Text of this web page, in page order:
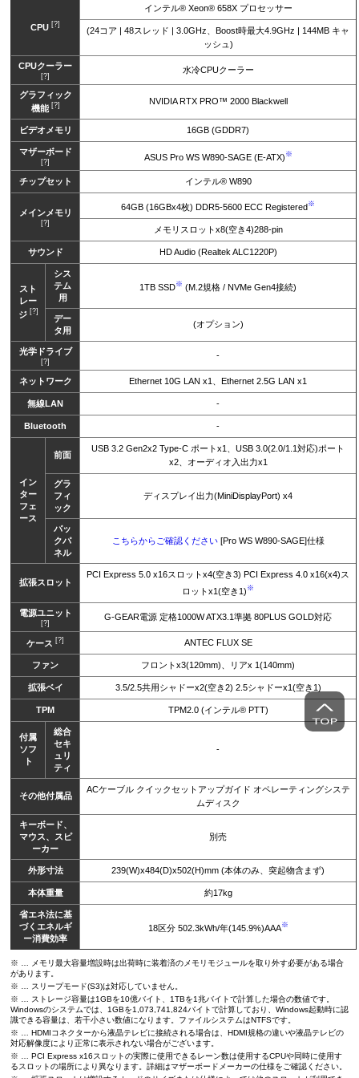
CPU [?]
インテル® Xeon® 658X プロセッサー
(24コア | 48スレッド | 3.0GHz、Boost時最大4.9GHz | 144MB キャ
ッシュ)
CPUクーラー
[?]
水冷CPUクーラー
グラフィック
機能[?] NVIDIA RTX PRO™ 2000 Blackwell
ビデオメモリ 16GB (GDDR7)
マザーボード
[?]
ASUS Pro WS W890-SAGE (E-ATX) ※
チップセット インテル® W890
メインメモリ
[?]
64GB (16GBx4枚) DDR5-5600 ECC Registered※
メモリスロットx8(空き4)288-pin
サウンド HD Audio (Realtek ALC1220P)
スト
レー
ジ [?]
シス
テム
用
1TB SSD※ (M.2規格 / NVMe Gen4接続)
デー
タ用
(オプション)
光学ドライブ
[?]
-
ネットワーク Ethernet 10G LAN x1、Ethernet 2.5G LAN x1
無線LAN -
Bluetooth -
イン
ター
フェ
ース
前面
USB 3.2 Gen2x2 Type-C ポートx1、USB 3.0(2.0/1.1対応)ポート
x2、オーディオ入出力x1
グラ
フィ
ック
ディスプレイ出力(MiniDisplayPort) x4
バッ
クパ
ネル
こちらからご確認ください[Pro WS W890-SAGE]仕様
拡張スロット
PCI Express 5.0 x16スロットx4(空き3) PCI Express 4.0 x16(x4)ス
ロットx1(空き1) ※
電源ユニット
[?]
G-GEAR電源 定格1000W ATX3.1準拠 80PLUS GOLD対応
ケース [?] ANTEC FLUX SE
ファン フロントx3(120mm)、リアx 1(140mm)
拡張ベイ 3.5/2.5共用シャドーx2(空き2) 2.5シャドーx1(空き1)
TPM TPM2.0 (インテル® PTT)
付属
ソフ
ト
総合
セキ
ュリ
ティ
-
その他付属品
ACケーブル クイックセットアップガイド オペレーティングシステ
ムディスク
キーボード、
マウス、スピ
ーカー
別売
外形寸法 239(W)x484(D)x502(H)mm (本体のみ、突起物含まず)
本体重量 約17kg
省エネ法に基
づくエネルギ
ー消費効率
18区分 502.3kWh/年(145.9%)AAA※
※ … メモリ最大容量増設時は出荷時に装着済のメモリモジュールを取り外す必要がある場合
があります。
※ … スリープモード(S3)は対応していません。
※ … ストレージ容量は1GBを10億バイト、1TBを1兆バイトで計算した場合の数値です。
Windowsのシステムでは、1GBを1,073,741,824バイトで計算しており、Windows起動時に認
識できる容量は、若干小さい数値になります。ファイルシステムはNTFSです。
※ … HDMIコネクターから液晶テレビに接続される場合は、HDMI規格の違いや液晶テレビの
対応解像度により正常に表示されない場合がございます。
※ … PCI Express x16スロットの実際に使用できるレーン数は使用するCPUや同時に使用す
るスロットの場所により異なります。詳細はマザーボードメーカーの仕様をご確認ください。